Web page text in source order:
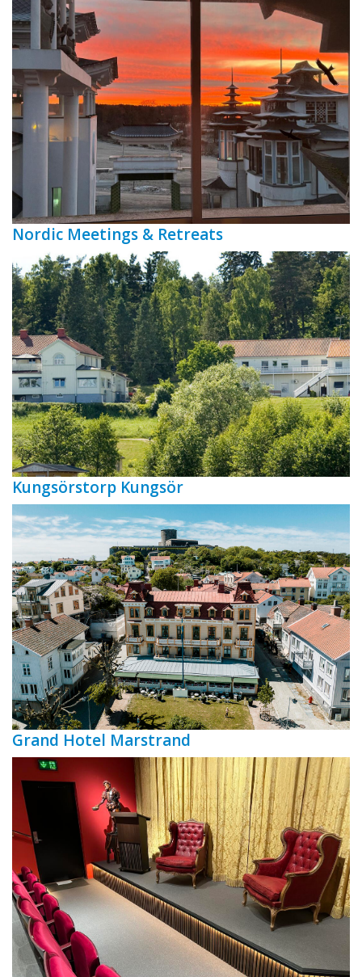
Nordic Meetings & Retreats
Kungsörstorp Kungsör
Grand Hotel Marstrand